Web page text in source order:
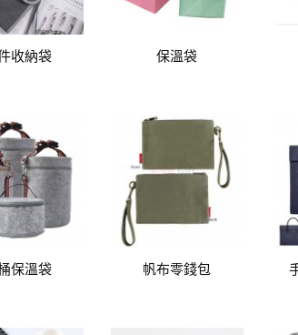
收納袋 保溫袋
保溫袋 帆布零錢包